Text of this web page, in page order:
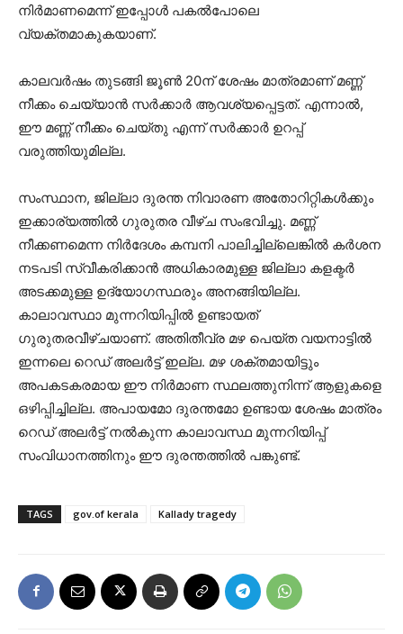
നിർമാണമെന്ന് ഇപ്പോൾ പകൽപോലെ
വ്യക്തമാകുകയാണ്.
കാലവർഷം തുടങ്ങി ജൂൺ 20ന് ശേഷം മാത്രമാണ് മണ്ണ്
നീക്കം ചെയ്യാൻ സർക്കാർ ആവശ്യപ്പെട്ടത്. എന്നാൽ,
ഈ മണ്ണ് നീക്കം ചെയ്തു എന്ന് സർക്കാർ ഉറപ്പ്
വരുത്തിയുമില്ല.
സംസ്ഥാന, ജില്ലാ ദുരന്ത നിവാരണ അതോറിറ്റികൾക്കും
ഇക്കാര്യത്തിൽ ഗുരുതര വീഴ്ച സംഭവിച്ചു. മണ്ണ്
നീക്കണമെന്ന നിർദേശം കമ്പനി പാലിച്ചില്ലെങ്കിൽ കർശന
നടപടി സ്വീകരിക്കാൻ അധികാരമുള്ള ജില്ലാ കളക്ടർ
അടക്കമുള്ള ഉദ്യോഗസ്ഥരും അനങ്ങിയില്ല.
കാലാവസ്ഥാ മുന്നറിയിപ്പിൽ ഉണ്ടായത്
ഗുരുതരവീഴ്ചയാണ്. അതിതീവ്ര മഴ പെയ്ത വയനാട്ടിൽ
ഇന്നലെ റെഡ് അലർട്ട് ഇല്ല. മഴ ശക്തമായിട്ടും
അപകടകരമായ ഈ നിർമാണ സ്ഥലത്തുനിന്ന് ആളുകളെ
ഒഴിപ്പിച്ചില്ല. അപായമോ ദുരന്തമോ ഉണ്ടായ ശേഷം മാത്രം
റെഡ് അലർട്ട് നൽകുന്ന കാലാവസ്ഥ മുന്നറിയിപ്പ്
സംവിധാനത്തിനും ഈ ദുരന്തത്തിൽ പങ്കുണ്ട്.
TAGS gov.of kerala Kallady tragedy